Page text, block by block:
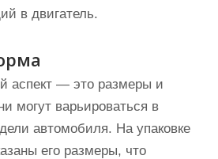
в двигатель.
аспект — это размеры и
могут варьироваться в
автомобиля. На упаковке
его размеры, что